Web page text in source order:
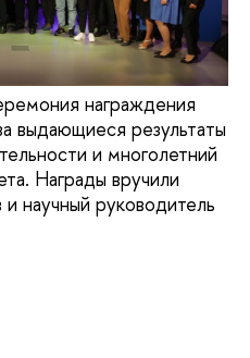
награждения
результаты
и многолетний
Награды вручили
научный руководитель